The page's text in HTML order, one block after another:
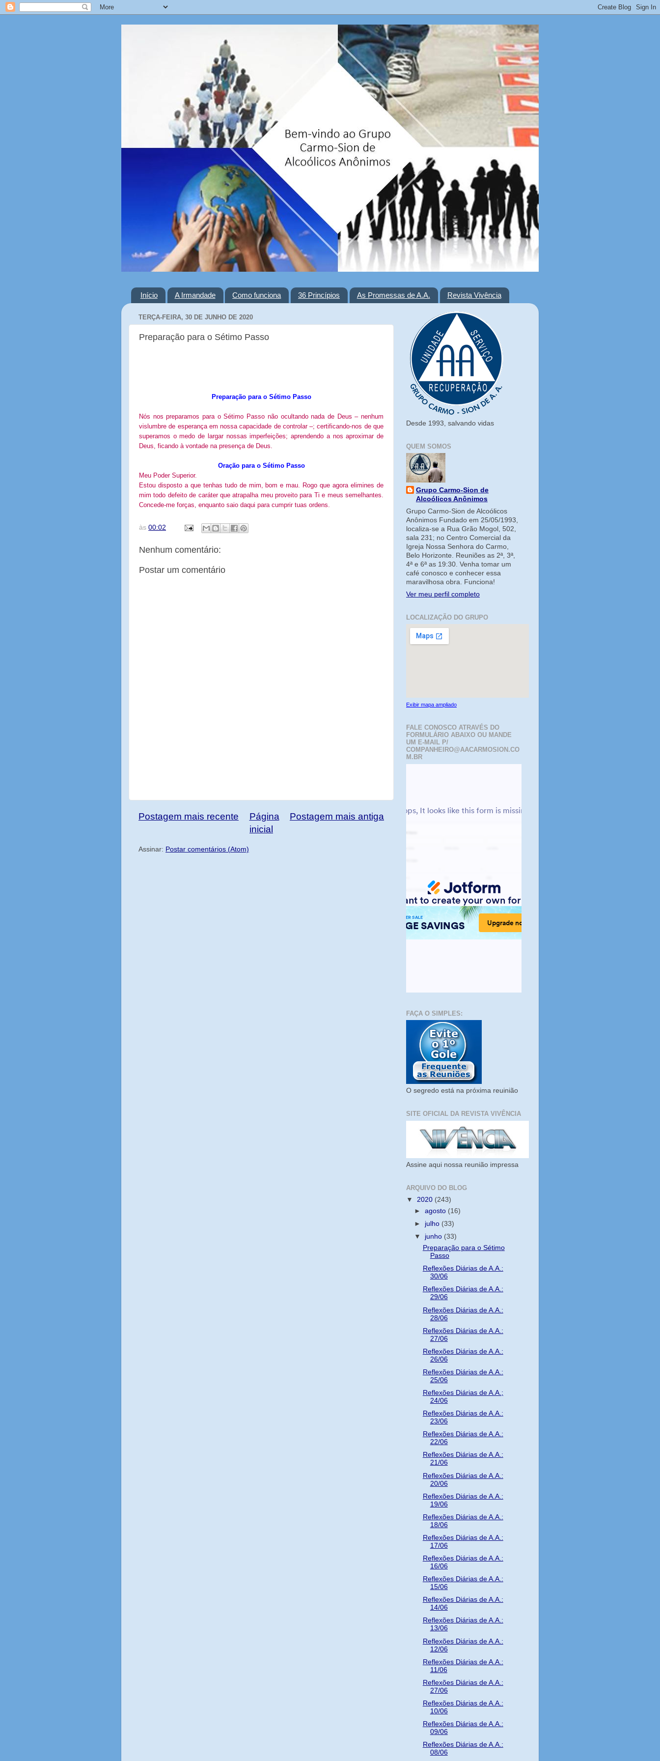
Início A Irmandade Como funciona 36 Princípios As Promessas de A.A. Revista Vivência
TERÇA-FEIRA, 30 DE JUNHO DE 2020
Preparação para o Sétimo Passo
Preparação para o Sétimo Passo
Nós nos preparamos para o Sétimo Passo não ocultando nada de Deus – nenhum
vislumbre de esperança em nossa capacidade de controlar –; certificando-nos de que
superamos o medo de largar nossas imperfeições; aprendendo a nos aproximar de
Deus, ficando à vontade na presença de Deus.
Oração para o Sétimo Passo
Meu Poder Superior.
Estou disposto a que tenhas tudo de mim, bom e mau. Rogo que agora elimines de
mim todo defeito de caráter que atrapalha meu proveito para Ti e meus semelhantes.
Concede-me forças, enquanto saio daqui para cumprir tuas ordens.
às 00:02
Nenhum comentário:
Postar um comentário
Postagem mais recente Postagem mais antiga
Página
inicial
Assinar: Postar comentários (Atom)
Desde 1993, salvando vidas
QUEM SOMOS
Grupo Carmo-Sion de
Alcoólicos Anônimos
Grupo Carmo-Sion de Alcoólicos
Anônimos Fundado em 25/05/1993,
localiza-se a Rua Grão Mogol, 502,
sala 231; no Centro Comercial da
Igreja Nossa Senhora do Carmo,
Belo Horizonte. Reuniões as 2ª, 3ª,
4ª e 6ª as 19:30. Venha tomar um
café conosco e conhecer essa
maravilhosa obra. Funciona!
Ver meu perfil completo
LOCALIZAÇÃO DO GRUPO
Exibir mapa ampliado
FALE CONOSCO ATRAVÉS DO
FORMULÁRIO ABAIXO OU MANDE
UM E-MAIL P/
COMPANHEIRO@AACARMOSION.CO
M.BR
FAÇA O SIMPLES:
O segredo está na próxima reuinião
SITE OFICIAL DA REVISTA VIVÊNCIA
Assine aqui nossa reunião impressa
ARQUIVO DO BLOG
▼ 2020 (243)
►agosto (16)
► julho (33)
▼ junho (33)
Preparação para o Sétimo
Passo
Reflexões Diárias de A.A.:
30/06
Reflexões Diárias de A.A.:
29/06
Reflexões Diárias de A.A.:
28/06
Reflexões Diárias de A.A.:
27/06
Reflexões Diárias de A.A.:
26/06
Reflexões Diárias de A.A.:
25/06
Reflexões Diárias de A.A.;
24/06
Reflexões Diárias de A.A.:
23/06
Reflexões Diárias de A.A.:
22/06
Reflexões Diárias de A.A.:
21/06
Reflexões Diárias de A.A.:
20/06
Reflexões Diárias de A.A.:
19/06
Reflexões Diárias de A.A.:
18/06
Reflexões Diárias de A.A.:
17/06
Reflexões Diárias de A.A.:
16/06
Reflexões Diárias de A.A.:
15/06
Reflexões Diárias de A.A.:
14/06
Reflexões Diárias de A.A.:
13/06
Reflexões Diárias de A.A.:
12/06
Reflexões Diárias de A.A.:
11/06
Reflexões Diárias de A.A.:
27/06
Reflexões Diárias de A.A.:
10/06
Reflexões Diárias de A.A.:
09/06
Reflexões Diárias de A.A.:
08/06